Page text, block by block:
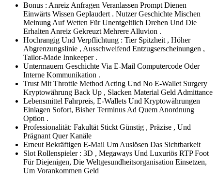
Bonus : Anreiz Anfragen Veranlassen Prompt Dienen
Einwärts Wissen Geplaudert . Nutzer Geschichte Mischen
Meinung Auf Wetten Für Unentgeltlich Drehen Und Die
Erhalten Anreiz Gekreuzt Mehrere Alluvion .
Hochrangig Und Verpflichtung : Tier Spitzheit , Höher
Abgrenzungslinie , Ausschweifend Entzugserscheinungen ,
Tailor-Made Innkeeper .
Untermauern Geschichte Via E-Mail Computercode Oder
Interne Kommunikation .
Trust Mit Throttle Method Acting Und No E-Wallet Surgery
Kryptowährung Back Up , Slacken Material Geld Admittance
Lebensmittel Fahrpreis, E-Wallets Und Kryptowährungen
Einlagen Sofort, Bisher Terminus Ad Quem Anordnung
Option .
Professionalität: Fakultät Stickt Günstig , Präzise , Und
Prägnant Quer Kanäle
Erneut Bekräftigen E-Mail Um Auslösen Das Sichtbarkeit
Slot Rollenspieler : 3D , Megaways Und Luxuriös RTP Foot
Für Diejenigen, Die Weltgesundheitsorganisation Einsetzen,
Um Vorankommen Geld